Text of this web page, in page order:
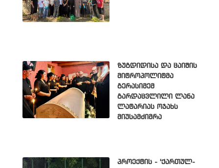
ზუგდიდისა და ცაიშის
მიტროპოლიტმა
გერასიმემ
გარდაცვლილი ლანა
ლატარიას ოჯახს
მიუსამძიმრა
პროექტის - 'ქართულ-